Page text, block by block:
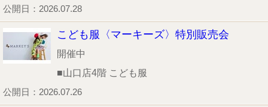
公開日：2026.07.28
こども服〈マーキーズ〉特別販売会
開催中
■山口店4階 こども服
公開日：2026.07.26